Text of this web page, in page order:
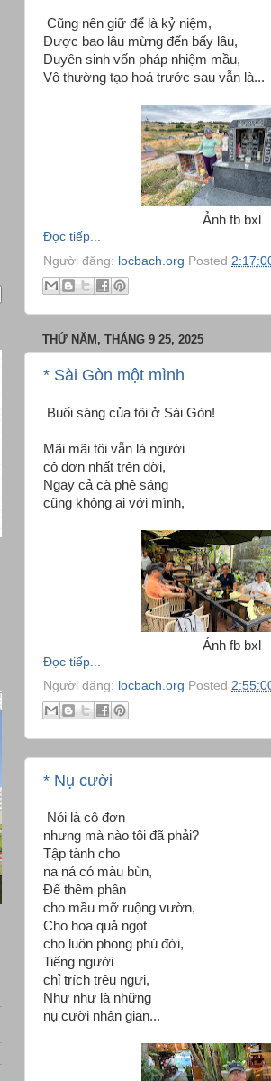
Cũng nên giữ để là kỷ niệm,
Được bao lâu mừng đến bấy lâu,
Duyên sinh vốn pháp nhiệm mầu,
Vô thường tạo hoá trước sau vẫn là...
Ảnh fb bxl
Đọc tiếp...
Người đăng: locbach.org Posted
THỨ NĂM, THÁNG 9 25, 2025
* Sài Gòn một mình
Buổi sáng của tôi ở Sài Gòn!
Mãi mãi tôi vẫn là người
cô đơn nhất trên đời,
Ngay cả cà phê sáng
cũng không ai với mình,
Ảnh fb bxl
Đọc tiếp...
Người đăng: locbach.org Posted
* Nụ cười
Nói là cô đơn
nhưng mà nào tôi đã phải?
Tập tành cho
na ná có màu bùn,
Để thêm phân
cho mầu mỡ ruộng vườn,
Cho hoa quả ngọt
cho luôn phong phú đời,
Tiếng người
chỉ trích trêu ngưi,
Như như là những
nụ cười nhân gian...